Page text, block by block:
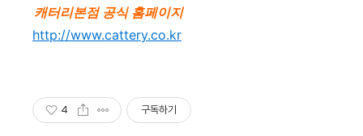
캐터리본점 공식 홈페이지
http://www.cattery.co.kr
4 구독하기